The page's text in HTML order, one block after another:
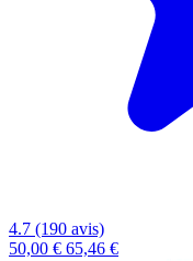
4.7 (190 avis)
50,00 € 65,46 €